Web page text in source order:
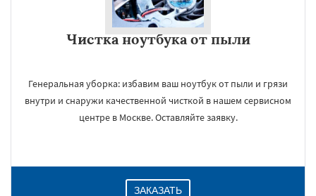
Чистка ноутбука от пыли
Генеральная уборка: избавим ваш ноутбук от пыли и грязи
внутри и снаружи качественной чисткой в нашем сервисном
центре в Москве. Оставляйте заявку.
ЗАКАЗАТЬ